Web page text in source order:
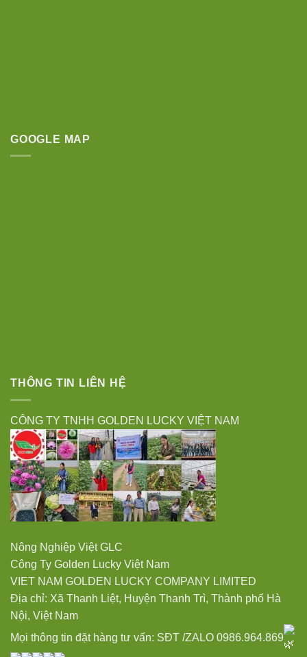
GOOGLE MAP
THÔNG TIN LIÊN HỆ
CÔNG TY TNHH GOLDEN LUCKY VIỆT NAM
Nông Nghiệp Việt GLC
Công Ty Golden Lucky Việt Nam
VIET NAM GOLDEN LUCKY COMPANY LIMITED
Địa chỉ: Xã Thanh Liệt, Huyện Thanh Trì, Thành phố Hà
Nội, Việt Nam
Mọi thông tin đặt hàng tư vấn: SĐT /ZALO 0986.964.869